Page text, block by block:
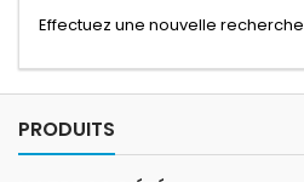
Effectuez une nouvelle recherche
PRODUITS